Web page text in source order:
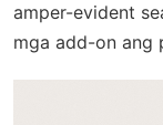
amper-evident
mga add-on ang